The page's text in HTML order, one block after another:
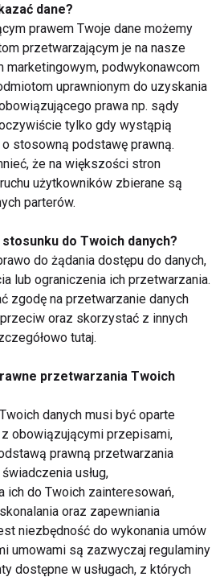
Plecy okrągłe
Do szkoły z ładną
Pokaż więcej
nowości ze
dane?
prawem Twoje dane możemy
przetwarzającym je na nasze
marketingowym, podwykonawcom
uprawnionym do uzyskania
prawa np. sądy
tylko gdy wystąpią
stosowną podstawę prawną.
że na większości stron
użytkowników zbierane są
parterów.
do Twoich danych?
do żądania dostępu do danych,
lub ograniczenia ich przetwarzania.
zgodę na przetwarzanie danych
oraz skorzystać z innych
tutaj.
przetwarzania Twoich
danych musi być oparte
z obowiązującymi przepisami,
prawną przetwarzania
usług,
ich do Twoich zainteresowań,
oraz zapewniania
niezbędność do wykonania umów
umowami są zazwyczaj regulaminy
dostępne w usługach, z których